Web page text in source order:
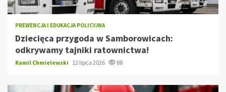
PREWENCJA I EDUKACJA POLICYJNA
Dziecięca przygoda w Samborowicach:
odkrywamy tajniki ratownictwa!
Kamil Chmielewski 12 lipca 2026 88